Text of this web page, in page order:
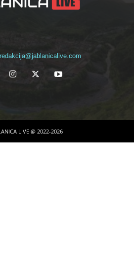
redakcija@jablanicalive.com
LIVE @ 2022-2026